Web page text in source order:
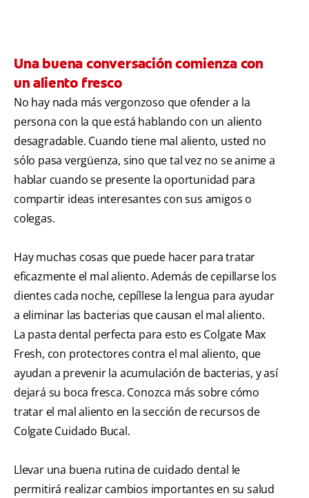
Una buena conversación comienza con
un aliento fresco
No hay nada más vergonzoso que ofender a la
persona con la que está hablando con un aliento
desagradable. Cuando tiene mal aliento, usted no
sólo pasa vergüenza, sino que tal vez no se anime a
hablar cuando se presente la oportunidad para
compartir ideas interesantes con sus amigos o
colegas.
Hay muchas cosas que puede hacer para tratar
eficazmente el mal aliento. Además de cepillarse los
dientes cada noche, cepíllese la lengua para ayudar
a eliminar las bacterias que causan el mal aliento.
La pasta dental perfecta para esto es Colgate Max
Fresh, con protectores contra el mal aliento, que
ayudan a prevenir la acumulación de bacterias, y así
dejará su boca fresca. Conozca más sobre cómo
tratar el mal aliento en la sección de recursos de
Colgate Cuidado Bucal.
Llevar una buena rutina de cuidado dental le
permitirá realizar cambios importantes en su salud